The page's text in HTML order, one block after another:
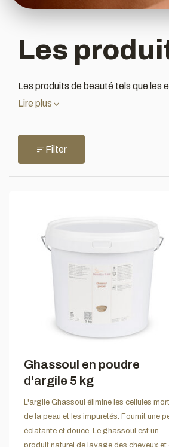
Les
Les produits de beauté tels que les
Lire plus
Filter
Ghassoul en poudre
d'argile 5 kg
L'argile Ghassoul élimine les cellules
de la peau et les impuretés. Fournit une
éclatante et douce. Le ghassoul est un
produit naturel de lavage des cheveux et